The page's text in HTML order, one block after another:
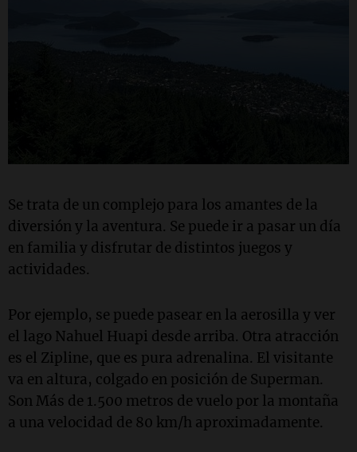
Se trata de un complejo para los amantes de la
diversión y la aventura. Se puede ir a pasar un día
en familia y disfrutar de distintos juegos y
actividades.
Por ejemplo, se puede pasear en la aerosilla y ver
el lago Nahuel Huapi desde arriba. Otra atracción
es el Zipline, que es pura adrenalina. El visitante
va en altura, colgado en posición de Superman.
Son Más de 1.500 metros de vuelo por la montaña
a una velocidad de 80 km/h aproximadamente.